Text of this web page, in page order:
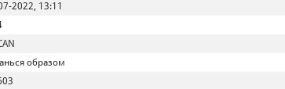
2022, 13:11
образом